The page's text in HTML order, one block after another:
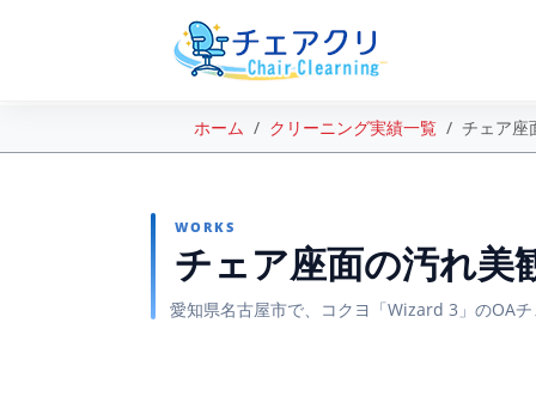
ホーム クリーニング実績一覧 チェア座
WORKS
チェア座面の汚れ美
愛知県名古屋市で、コクヨ「Wizard 3」のOA